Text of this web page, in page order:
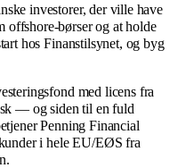
investorer, der ville have
offshore-børser og at holde
hos Finanstilsynet, og byg
med licens fra
— og siden til en fuld
Penning Financial
i hele EU/EØS fra